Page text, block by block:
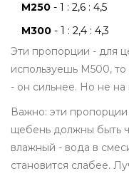
М250 - 1 : 2,6 : 4,5
М300 - 1 : 2,4 : 4,3
Эти пропорции - для
используешь М500,
- он сильнее. Но не на
Важно: эти
щебень должны быть
влажный - вода в
становится слабее.